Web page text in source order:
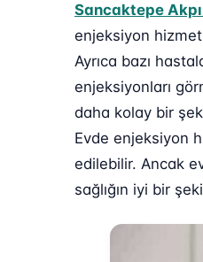
Sancaktepe
enjeksiyon
Ayrıca bazı
enjeksiyonları
daha kolay bir
Evde enjeksiyon
edilebilir. Ancak
sağlığın iyi bir